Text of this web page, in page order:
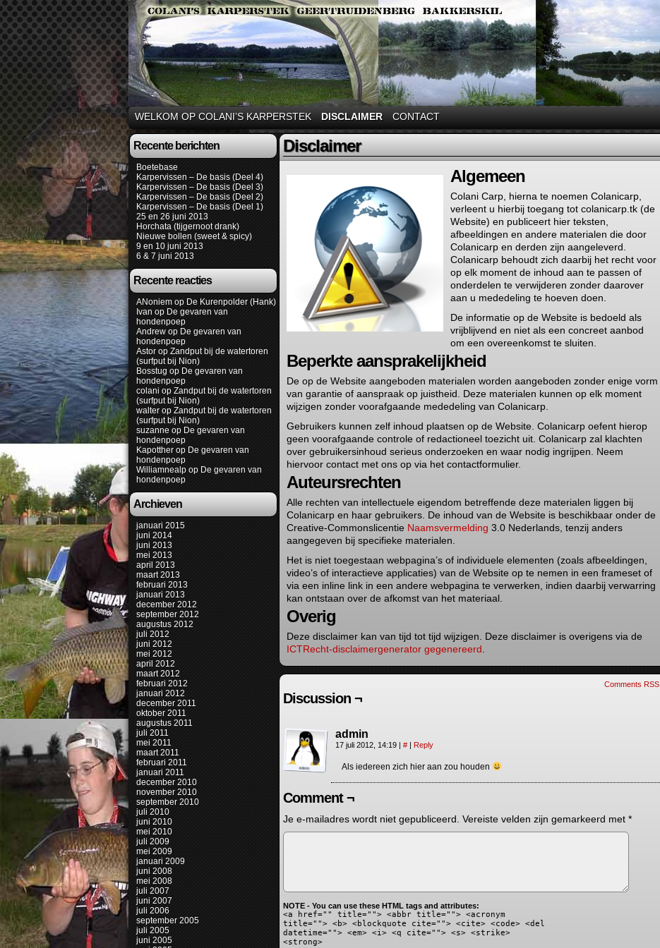
WELKOM OP COLANI’S KARPERSTEK DISCLAIMER CONTACT
Recente berichten
Boetebase
Karpervissen – De basis (Deel 4)
Karpervissen – De basis (Deel 3)
Karpervissen – De basis (Deel 2)
Karpervissen – De basis (Deel 1)
25 en 26 juni 2013
Horchata (tijgernoot drank)
Nieuwe bollen (sweet & spicy)
9 en 10 juni 2013
6 & 7 juni 2013
Recente reacties
ANoniem op De Kurenpolder (Hank)
Ivan op De gevaren van
hondenpoep
Andrew op De gevaren van
hondenpoep
Astor op Zandput bij de watertoren
(surfput bij Nion)
Bosstug op De gevaren van
hondenpoep
colani op Zandput bij de watertoren
(surfput bij Nion)
walter op Zandput bij de watertoren
(surfput bij Nion)
suzanne op De gevaren van
hondenpoep
Kapotther op De gevaren van
hondenpoep
Williamnealp op De gevaren van
hondenpoep
Archieven
januari 2015
juni 2014
juni 2013
mei 2013
april 2013
maart 2013
februari 2013
januari 2013
december 2012
september 2012
augustus 2012
juli 2012
juni 2012
mei 2012
april 2012
maart 2012
februari 2012
januari 2012
december 2011
oktober 2011
augustus 2011
juli 2011
mei 2011
maart 2011
februari 2011
januari 2011
december 2010
november 2010
september 2010
juli 2010
juni 2010
mei 2010
juli 2009
mei 2009
januari 2009
juni 2008
mei 2008
juli 2007
juni 2007
juli 2006
september 2005
juli 2005
juni 2005
Disclaimer
Algemeen
Colani Carp, hierna te noemen Colanicarp,
verleent u hierbij toegang tot colanicarp.tk (de
Website) en publiceert hier teksten,
afbeeldingen en andere materialen die door
Colanicarp en derden zijn aangeleverd.
Colanicarp behoudt zich daarbij het recht voor
op elk moment de inhoud aan te passen of
onderdelen te verwijderen zonder daarover
aan u mededeling te hoeven doen.
De informatie op de Website is bedoeld als
vrijblijvend en niet als een concreet aanbod
om een overeenkomst te sluiten.
Beperkte aansprakelijkheid
De op de Website aangeboden materialen worden aangeboden zonder enige vorm
van garantie of aanspraak op juistheid. Deze materialen kunnen op elk moment
wijzigen zonder voorafgaande mededeling van Colanicarp.
Gebruikers kunnen zelf inhoud plaatsen op de Website. Colanicarp oefent hierop
geen voorafgaande controle of redactioneel toezicht uit. Colanicarp zal klachten
over gebruikersinhoud serieus onderzoeken en waar nodig ingrijpen. Neem
hiervoor contact met ons op via het contactformulier.
Auteursrechten
Alle rechten van intellectuele eigendom betreffende deze materialen liggen bij
Colanicarp en haar gebruikers. De inhoud van de Website is beschikbaar onder de
Creative-Commonslicentie Naamsvermelding 3.0 Nederlands, tenzij anders
aangegeven bij specifieke materialen.
Het is niet toegestaan webpagina’s of individuele elementen (zoals afbeeldingen,
video’s of interactieve applicaties) van de Website op te nemen in een frameset of
via een inline link in een andere webpagina te verwerken, indien daarbij verwarring
kan ontstaan over de afkomst van het materiaal.
Overig
Deze disclaimer kan van tijd tot tijd wijzigen. Deze disclaimer is overigens via de
ICTRecht-disclaimergenerator gegenereerd
Comments RSS
Discussion ¬
admin
17 juli 2012, 14:19 | # | Reply
Als iedereen zich hier aan zou houden
Comment ¬
Je e-mailadres wordt niet gepubliceerd. Vereiste velden zijn gemarkeerd met *
NOTE - You can use these HTML tags and attributes:
<a href="" title=""> <abbr title=""> <acronym
title=""> <b> <blockquote cite=""> <cite> <code> <del
datetime=""> <em> <i> <q cite=""> <s> <strike>
<strong>